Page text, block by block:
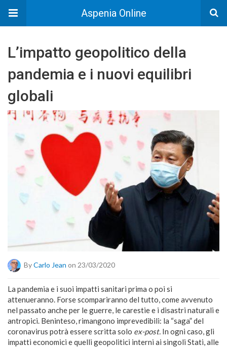
Aspenia Online
L’impatto geopolitico della
pandemia e i nuovi equilibri
globali
ByCarlo Jean on 23/03/2020
La pandemia e i suoi impatti sanitari prima o poi si
attenueranno. Forse scompariranno del tutto, come avvenuto
nel passato anche per le guerre, le carestie e i disastri naturali e
antropici. Beninteso, rimangono imprevedibili: la “saga” del
coronavirus potrà essere scritta solo ex-post. In ogni caso, gli
impatti economici e quelli geopolitici interni ai singoli Stati, alle